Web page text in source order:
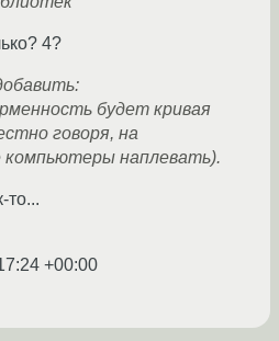
4?
будет кривая
говоря, на
наплевать).
то...
+00:00